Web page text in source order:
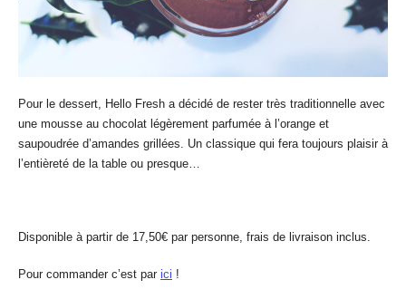
Pour le dessert, Hello Fresh a décidé de rester très traditionnelle avec
une mousse au chocolat légèrement parfumée à l’orange et
saupoudrée d’amandes grillées. Un classique qui fera toujours plaisir à
l’entièreté de la table ou presque…
Disponible à partir de 17,50€ par personne, frais de livraison inclus.
Pour commander c’est par ici !